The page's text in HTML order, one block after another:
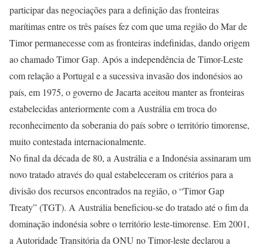
participar das negociações para a definição das fronteiras
marítimas entre os três países fez com que uma região do Mar de
Timor permanecesse com as fronteiras indefinidas, dando origem
ao chamado Timor Gap. Após a independência de Timor-Leste
com relação a Portugal e a sucessiva invasão dos indonésios ao
país, em 1975, o governo de Jacarta aceitou manter as fronteiras
estabelecidas anteriormente com a Austrália em troca do
reconhecimento da soberania do país sobre o território timorense,
muito contestada internacionalmente.
No final da década de 80, a Austrália e a Indonésia assinaram um
novo tratado através do qual estabeleceram os critérios para a
divisão dos recursos encontrados na região, o “Timor Gap
Treaty” (TGT). A Austrália beneficiou-se do tratado até o fim da
dominação indonésia sobre o território leste-timorense. Em 2001,
a Autoridade Transitória da ONU no Timor-leste declarou a